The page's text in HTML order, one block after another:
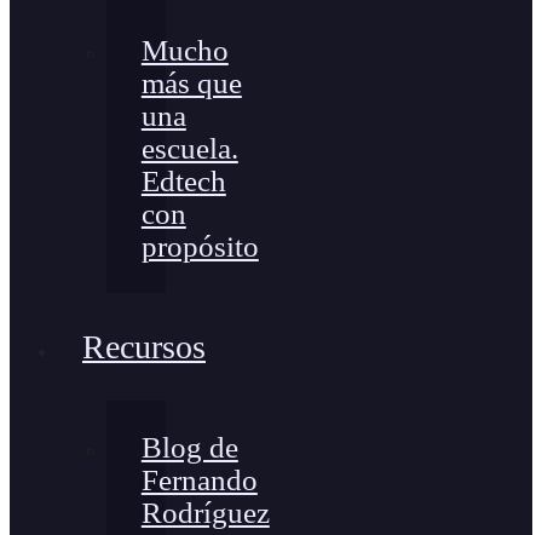
Mucho
más que
una
escuela.
Edtech
con
propósito
Recursos
Blog de
Fernando
Rodríguez